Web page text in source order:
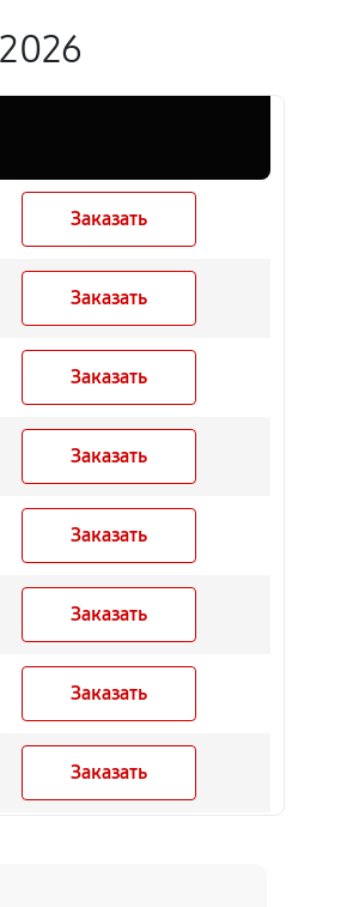
Заказать
Заказать
Заказать
Заказать
Заказать
Заказать
Заказать
Заказать